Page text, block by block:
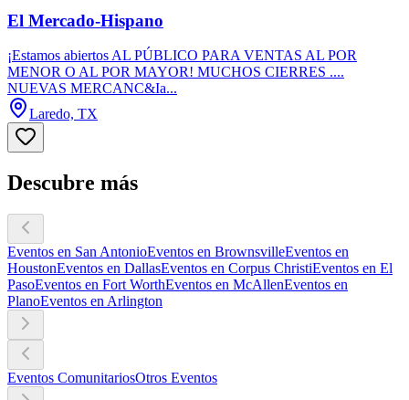
El Mercado-Hispano
¡Estamos abiertos AL PÚBLICO PARA VENTAS AL POR
MENOR O AL POR MAYOR! MUCHOS CIERRES ....
NUEVAS MERCANC&Ia...
Laredo, TX
Descubre más
Eventos en San AntonioEventos en BrownsvilleEventos en
HoustonEventos en DallasEventos en Corpus ChristiEventos en El
PasoEventos en Fort WorthEventos en McAllenEventos en
PlanoEventos en Arlington
Eventos ComunitariosOtros Eventos